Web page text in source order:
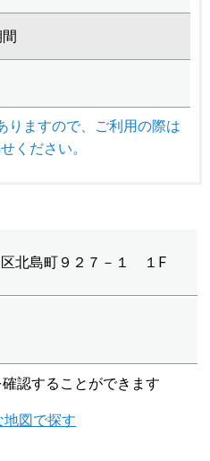
りますので、ご利用の際は
ください。
北島町９２７－１ １F
認することができます
地図で探す